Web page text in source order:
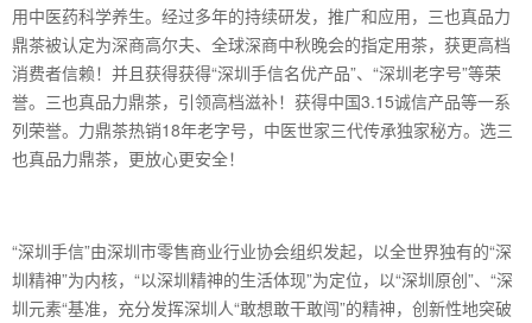
用中医药科学养生。经过多年的持续研发，推广和应用，三也真品力
鼎茶被认定为深商高尔夫、全球深商中秋晚会的指定用茶，获更高档
消费者信赖！并且获得获得“深圳手信名优产品”、“深圳老字号”等荣
誉。三也真品力鼎茶，引领高档滋补！获得中国3.15诚信产品等一系
列荣誉。力鼎茶热销18年老字号，中医世家三代传承独家秘方。选三
也真品力鼎茶，更放心更安全！
“深圳手信”由深圳市零售商业行业协会组织发起，以全世界独有的“深
圳精神”为内核，“以深圳精神的生活体现”为定位，以“深圳原创”、“深
圳元素“基准，充分发挥深圳人“敢想敢干敢闯”的精神，创新性地突破